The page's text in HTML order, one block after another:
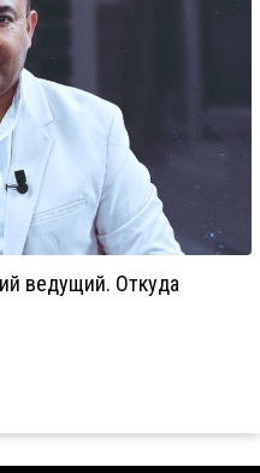
ведущий. Откуда